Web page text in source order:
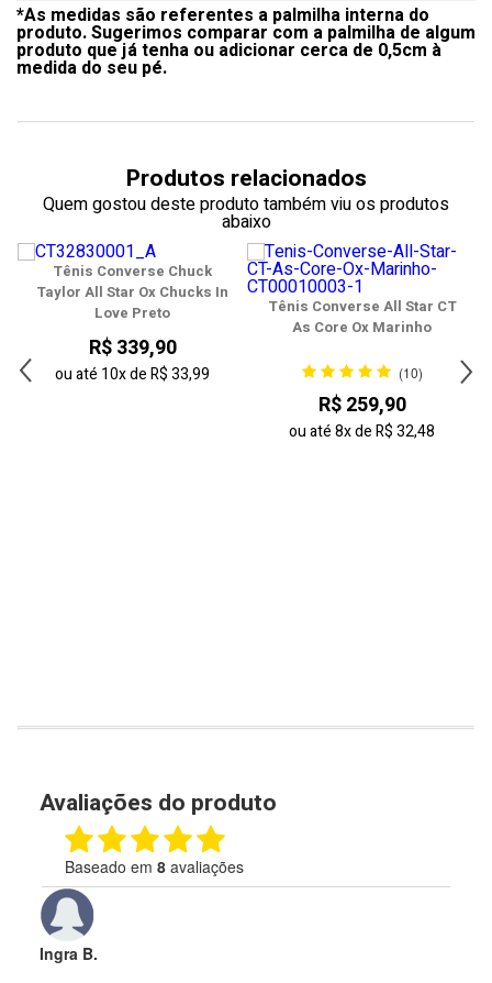
*As medidas são referentes a palmilha interna do
produto. Sugerimos comparar com a palmilha de algum
produto que já tenha ou adicionar cerca de 0,5cm à
medida do seu pé.
35
39
41
Produtos relacionados
Quem gostou deste produto também viu os produtos
abaixo
Tênis Converse Chuck
Taylor All Star Ox Chucks In
Love Preto
R$ 339,90
ou até 10xdeR$ 33,99
Tênis Converse All Star CT
As Core Ox Marinho
(10)
R$ 259,90
ou até8xdeR$ 32,48
Avaliações do produto
Baseado em 8avaliações
Ingra B.